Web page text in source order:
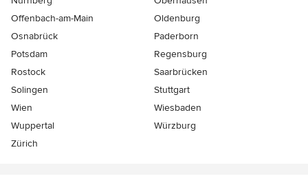
Offenbach-am-Main
Oldenburg
Osnabrück
Paderborn
Potsdam
Regensburg
Rostock
Saarbrücken
Solingen
Stuttgart
Wien
Wiesbaden
Wuppertal
Würzburg
Zürich